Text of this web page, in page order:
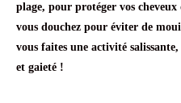
plage, pour protéger vos
vous douchez pour éviter de
vous faites une activité
et gaieté !